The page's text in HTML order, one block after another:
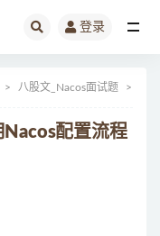
登录
八股文_Nacos面试题
配置流程